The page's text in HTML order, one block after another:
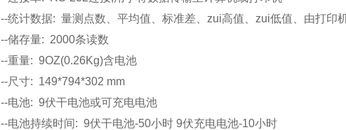
--统计数据: 量测点数、平均值、标准差、zui高值、zui低值、由打印
--储存量: 2000条读数
--重量: 9OZ(0.26Kg)含电池
--尺寸: 149*794*302 mm
--电池: 9伏干电池或可充电电池
--电池持续时间: 9伏干电池-50小时 9伏充电电池-10小时